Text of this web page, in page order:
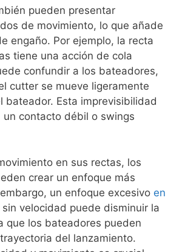
pueden presentar
de movimiento, lo que añade
engaño. Por ejemplo, la recta
tiene una acción de cola
confundir a los bateadores,
cutter se mueve ligeramente
bateador. Esta imprevisibilidad
un contacto débil o swings
en sus rectas, los
crear un enfoque más
un enfoque excesivo en
velocidad puede disminuir la
que los bateadores pueden
del lanzamiento.